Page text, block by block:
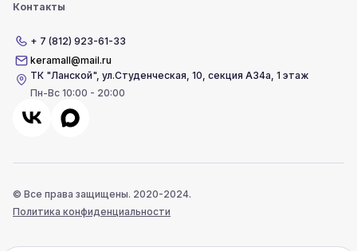
Контакты
+ 7 (812) 923-61-33
keramall@mail.ru
ТК "Ланской",ул.Студенческая, 10, секция А34а, 1 этаж
Пн-Вс 10:00 - 20:00
© Все права защищены. 2020-2024.
Политика конфиденциальности